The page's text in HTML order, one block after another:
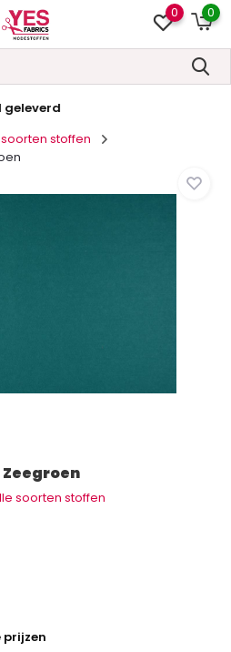
0 0
&Lage prijzen
stoffen
soorten stoffen
prijzen